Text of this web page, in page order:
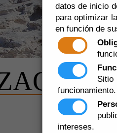
datos de inicio
para optimizar
en función de
funcionamiento.
intereses.